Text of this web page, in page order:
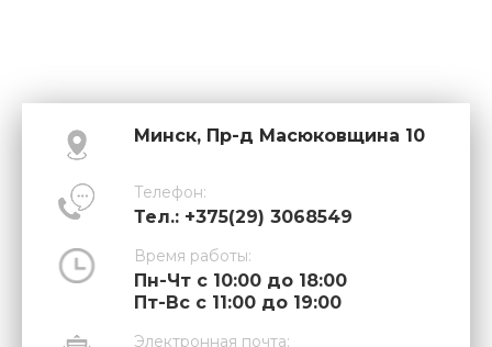
Минск, Пр-д Масюковщина 10
Телефон:
Тел.: +375(29) 3068549
Время работы:
Пн-Чт с 10:00 до 18:00
Пт-Вс с 11:00 до 19:00
Электронная почта: